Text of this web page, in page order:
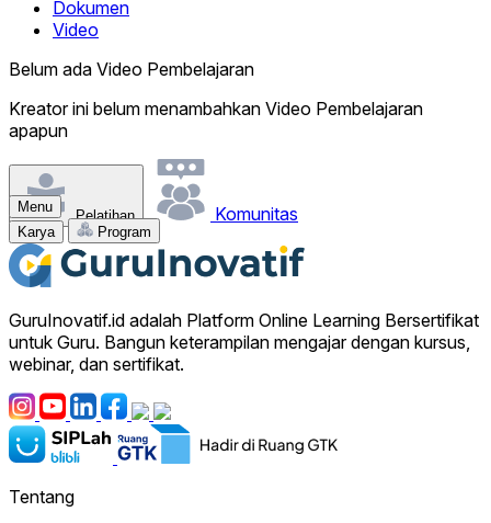
Dokumen
Video
Belum ada Video Pembelajaran
Kreator ini belum menambahkan Video Pembelajaran
apapun
Pelatihan Komunitas
Menu
Karya
Program
GuruInovatif.id adalah Platform Online Learning Bersertifikat
untuk Guru. Bangun keterampilan mengajar dengan kursus,
webinar, dan sertifikat.
Tentang